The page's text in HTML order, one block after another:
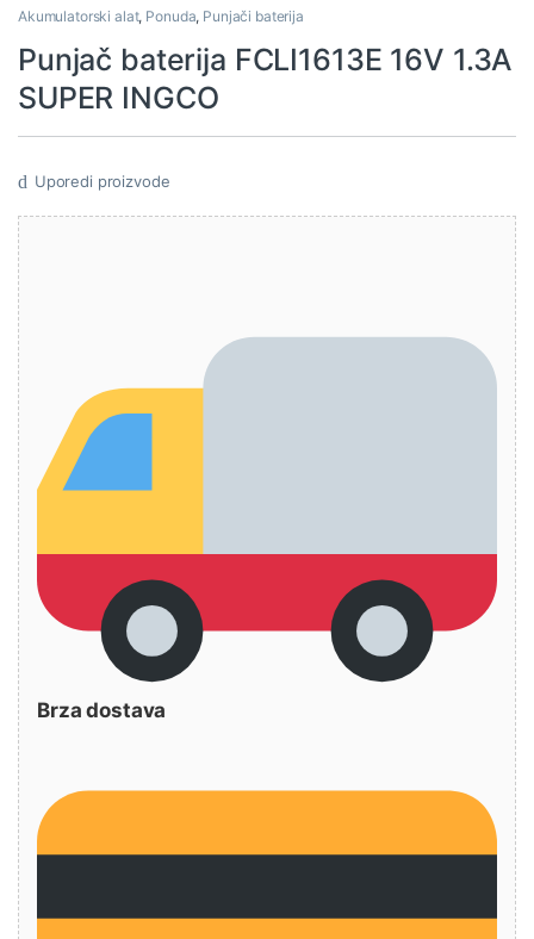
Akumulatorski alat, Ponuda, Punjači baterija
Punjač baterija FCLI1613E 16V 1.3A
SUPER INGCO
Uporedi proizvode
Brza dostava